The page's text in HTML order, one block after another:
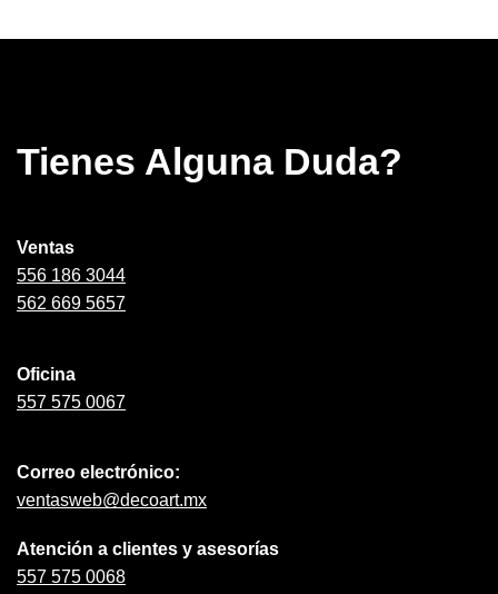
Tienes Alguna Duda?
Ventas
556 186 3044
562 669 5657
Oficina
557 575 0067
Correo electrónico:
ventasweb@decoart.mx
Atención a clientes y asesorías
557 575 0068